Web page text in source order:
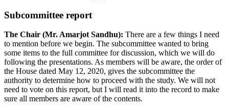
Subcommittee report
The Chair (Mr. Amarjot Sandhu): There are a few things I need
to mention before we begin. The subcommittee wanted to bring
some items to the full committee for discussion, which we will do
following the presentations. As members will be aware, the order of
the House dated May 12, 2020, gives the subcommittee the
authority to determine how to proceed with the study. We will not
need to vote on this report, but I will read it into the record to make
sure all members are aware of the contents.